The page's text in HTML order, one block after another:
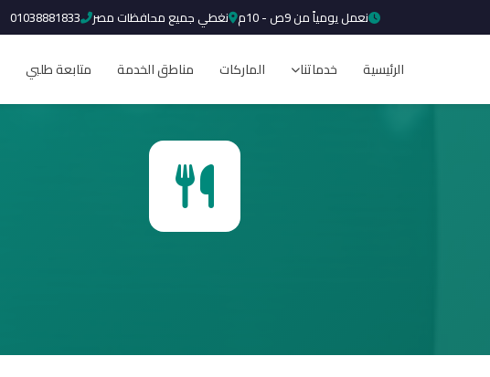
نعمل يومياً من 9ص - 10م نغطي جميع محافظات مصر 01038881833
الرئيسية خدماتنا الماركات مناطق الخدمة متابعة طلبي